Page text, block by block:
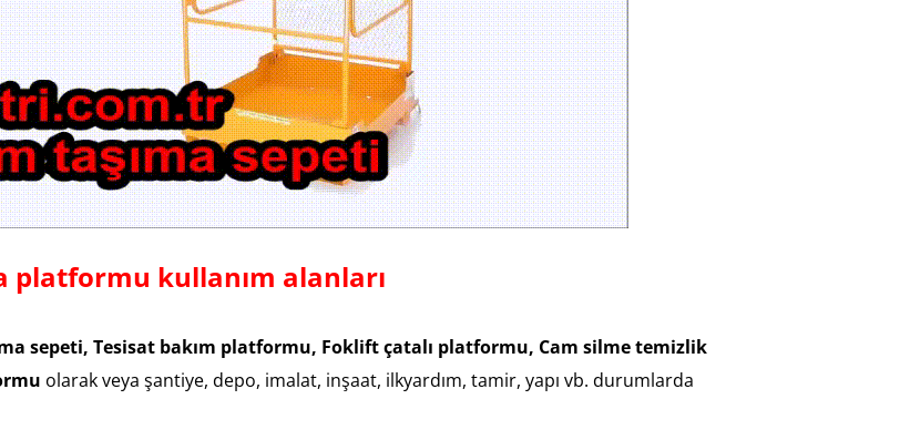
platformu kullanım alanları
sepeti, Tesisat bakım platformu, Foklift çatalı platformu, Cam silme temizlik
olarak veya şantiye, depo, imalat, inşaat, ilkyardım, tamir, yapı vb. durumlarda